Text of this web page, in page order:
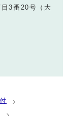
3番20号（大